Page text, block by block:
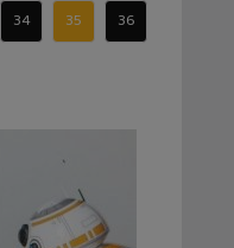
34 35 36